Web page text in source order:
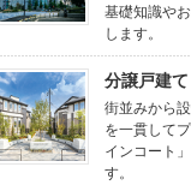
基礎知識や
します。
分譲戸建て
街並みから
を一貫して
インコート
す。